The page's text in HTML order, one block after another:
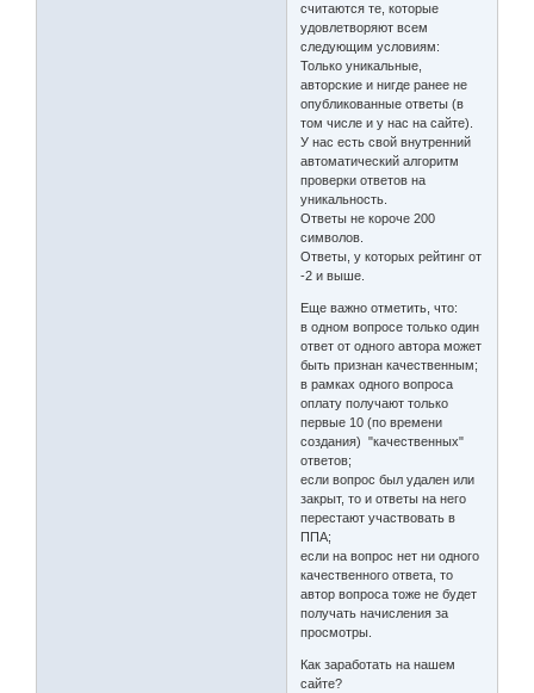
считаются те, которые
удовлетворяют всем
следующим условиям:
Только уникальные,
авторские и нигде ранее не
опубликованные ответы (в
том числе и у нас на сайте).
У нас есть свой внутренний
автоматический алгоритм
проверки ответов на
уникальность.
Ответы не короче 200
символов.
Ответы, у которых рейтинг от
-2 и выше.
Еще важно отметить, что:
в одном вопросе только один
ответ от одного автора может
быть признан качественным;
в рамках одного вопроса
оплату получают только
первые 10 (по времени
создания) "качественных"
ответов;
если вопрос был удален или
закрыт, то и ответы на него
перестают участвовать в
ППА;
если на вопрос нет ни одного
качественного ответа, то
автор вопроса тоже не будет
получать начисления за
просмотры.
Как заработать на нашем
сайте?